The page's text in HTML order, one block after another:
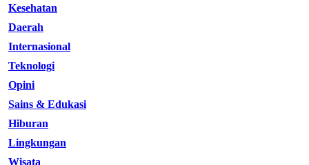
Kesehatan
Daerah
Internasional
Teknologi
Opini
Sains & Edukasi
Hiburan
Lingkungan
Wisata